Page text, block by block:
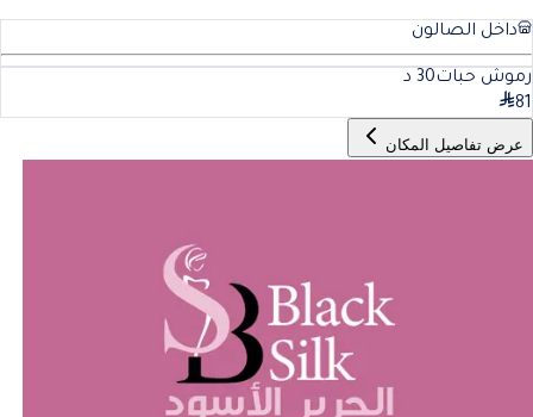
داخل الصالون
رموش حبات30 د
81
عرض تفاصيل المكان